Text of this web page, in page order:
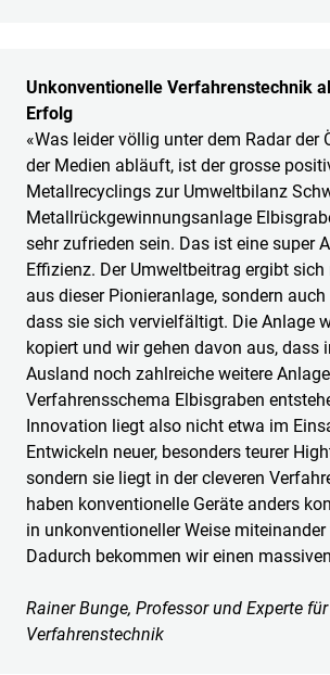
Unkonventionelle Verfahrenstechnik
Erfolg
«Was leider völlig unter dem Radar der
der Medien abläuft, ist der grosse
Metallrecyclings zur Umweltbilanz
Metallrückgewinnungsanlage
sehr zufrieden sein. Das ist eine super
Effizienz. Der Umweltbeitrag ergibt
aus dieser Pionieranlage, sondern
dass sie sich vervielfältigt. Die Anlage
kopiert und wir gehen davon aus, dass
Ausland noch zahlreiche weitere
Verfahrensschema Elbisgraben
Innovation liegt also nicht etwa im
Entwickeln neuer, besonders teurer
sondern sie liegt in der cleveren
haben konventionelle Geräte anders
in unkonventioneller Weise
Dadurch bekommen wir einen
Rainer Bunge, Professor und Experte für
Verfahrenstechnik